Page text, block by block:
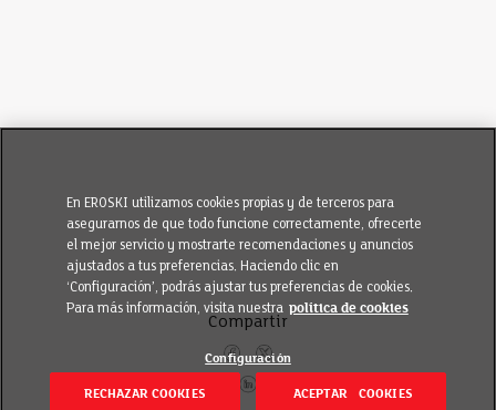
Compartir
En EROSKI utilizamos cookies propias y de terceros para
asegurarnos de que todo funcione correctamente, ofrecerte
el mejor servicio y mostrarte recomendaciones y anuncios
ajustados a tus preferencias. Haciendo clic en
‘Configuración’, podrás ajustar tus preferencias de cookies.
Para más información, visita nuestra política de cookies
Configuración
RECHAZAR COOKIES ACEPTAR COOKIES